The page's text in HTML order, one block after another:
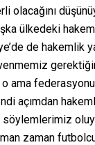
olacağını
ülkedeki
de hakemlik
ama
açımdan
söylemlerimiz
zaman